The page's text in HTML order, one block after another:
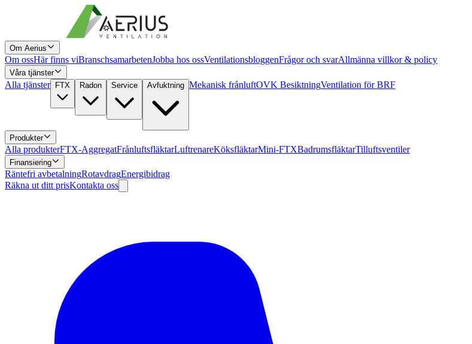
Om Aerius
Om ossHär finns viBranschsamarbetenJobba hos ossVentilationsbloggenFrågor och svarAllmänna villkor & policy
Våra tjänster
Alla tjänster FTX Radon Service Avfuktning Mekanisk frånluftOVK BesiktningVentilation för BRF
Produkter
Alla produkterFTX-AggregatFrånluftsfläktarLuftrenareKöksfläktarMini-FTXBadrumsfläktarTilluftsventiler
Finansiering
Räntefri avbetalningRotavdragEnergibidrag
Räkna ut ditt prisKontakta oss